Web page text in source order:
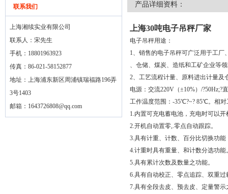
联系我们
上海湘续实业有限公司
联系人：宋先生
手机：18801963923
传真：86-021-58152877
地址：上海浦东新区周浦镇瑞福路196弄
3号1403
邮箱： 1643726808@qq.com
产品详细资料：
上海30吨电子吊秤厂家
电子吊秤用途：
1、销售的电子吊秤可广泛用于工
、仓储、煤炭、造纸和工矿企业等
2、工艺流程计量、原料进出计量及
电源：交流220V（±10%）/?50Hz;?
工作温度范围：-35℃?~? 85℃。相对
1.内置可充电蓄电池，充电时可以开
2.开机自动置零,.零点自动跟踪。
3.具有计重、计数、百分比切换功能
4.计重时具有重量、和计数分选功能
5.具有累计次数及数量之功能。
6.具有自动校正、零点追踪、双重
7.具有全段去皮、预去皮、定量警示